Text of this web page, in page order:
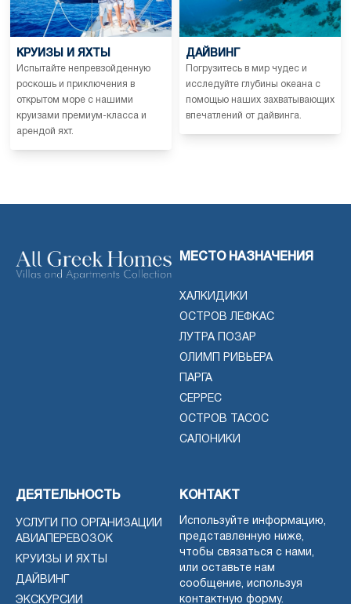
КРУИЗЫ И ЯХТЫ
Испытайте непревзойденную
роскошь и приключения в
открытом море с нашими
круизами премиум-класса и
арендой яхт.
ДАЙВИНГ
Погрузитесь в мир чудес и
исследуйте глубины океана с
помощью наших захватывающих
впечатлений от дайвинга.
МЕСТО НАЗНАЧЕНИЯ
ХАЛКИДИКИ
ОСТРОВ ЛЕФКАС
ЛУТРА ПОЗАР
ОЛИМП РИВЬЕРА
ПАРГА
СЕРРЕС
ОСТРОВ ТАСОС
САЛОНИКИ
ДЕЯТЕЛЬНОСТЬ
УСЛУГИ ПО ОРГАНИЗАЦИИ
АВИАПЕРЕВОЗОК
КРУИЗЫ И ЯХТЫ
ДАЙВИНГ
ЭКСКУРСИИ
КОНТАКТ
Используйте информацию,
представленную ниже,
чтобы связаться с нами,
или оставьте нам
сообщение, используя
контактную форму.